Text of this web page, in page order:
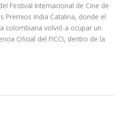
Festival Internacional de Cine de
Premios India Catalina, donde el
colombiana volvió a ocupar un
Oficial del FICCI, dentro de la